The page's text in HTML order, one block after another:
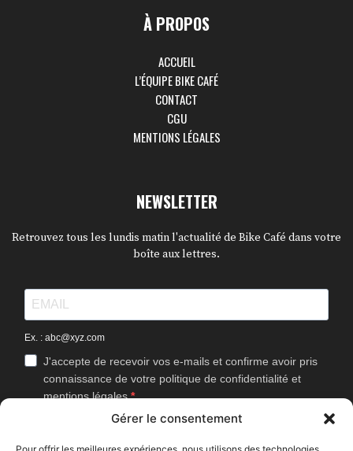
Gérer le consentement
À PROPOS
ACCUEIL
L’ÉQUIPE BIKE CAFÉ
CONTACT
CGU
MENTIONS LÉGALES
NEWSLETTER
Retrouvez tous les lundis matin l'actualité de Bike Café dans votre
boîte aux lettres.
Ex. : abc@xyz.com
J'accepte de recevoir vos e-mails et confirme avoir pris
connaissance de votre politique de confidentialité et
mentions légales.
Vous pouvez vous désinscrire à tout moment en cliquant sur le lien